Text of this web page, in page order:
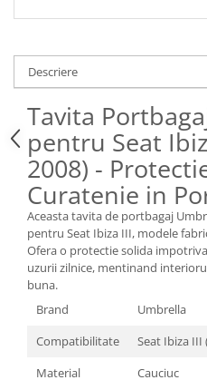
Spray Curatare Frane
Lubrifianti si Spray-uri de
Vopsitorie, Chituri si Adezivi
Curatare si Detailing Exterior
Articole Auto Sezoniere
Produse de Iarna
Cabluri Pornire
Produse de Vara
Blog
Descriere
Tavita
pentru Seat
2008) -
Curatenie in
Aceasta tavita de portbagaj
pentru Seat Ibiza III, modele
Ofera o protectie solida
uzurii zilnice, mentinand
buna.
Brand
Umbrella
Compatibilitate
Seat Ibiza III
Material
Cauciuc